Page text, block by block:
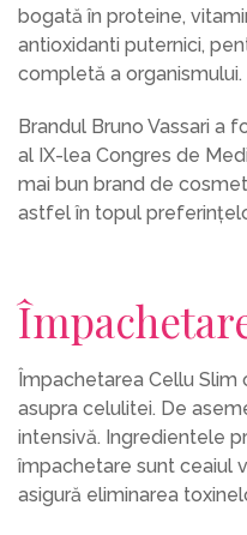
bogată în proteine,
antioxidanti puternici,
completă a organismului.
Brandul Bruno Vassari a
al IX-lea Congres de
mai bun brand de
astfel în topul
Împachetarea Cellu
asupra celulitei. De
intensivă. Ingredientele
împachetare sunt ceaiul
asigură eliminarea